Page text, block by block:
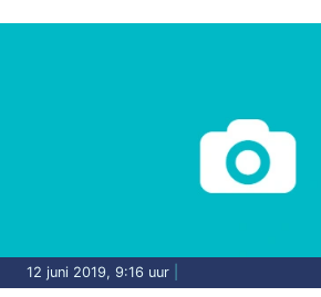
12 juni 2019, 9:16 uur